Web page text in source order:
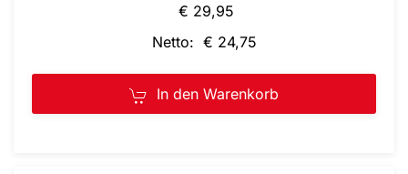
€ 29,95
Netto: € 24,75
In den Warenkorb